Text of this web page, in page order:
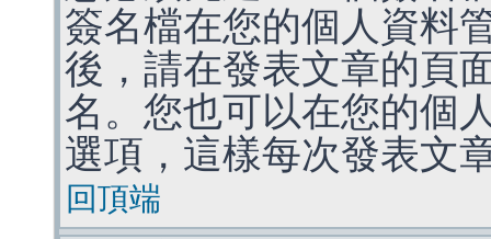
簽名檔在您的個人資料
後，請在發表文章的頁
名。您也可以在您的個
選項，這樣每次發表文
回頂端